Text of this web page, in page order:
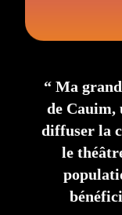
“ Ma
de Cauim,
diffuser la
le